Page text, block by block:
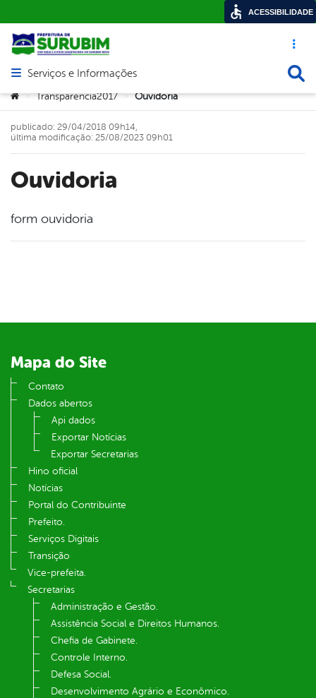
Acesso
Abrir menu principal de navegação
Serviços e Informações
Você está aqui:
> Transparencia2017 > Ouvidoria
Ouvidoria
publicado: 29/04/2018 09h14,
última modificação: 25/08/2023 09h01
form ouvidoria
Mapa do Site
Contato
Dados abertos
Api dados
Exportar Notícias
Exportar Secretarias
Hino oficial
Notícias
Portal do Contribuinte
Prefeito.
Serviços Digitais
Transição
Vice-prefeita.
Secretarias
Administração e Gestão.
Assistência Social e Direitos Humanos.
Chefia de Gabinete.
Controle Interno.
Defesa Social.
Desenvolvimento Agrário e Econômico.
ACESSIBILIDADE